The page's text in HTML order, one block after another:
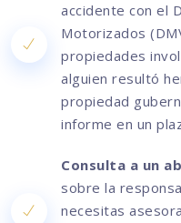
accidente con el
Motorizados
propiedades
alguien resultó
propiedad
informe en un
Consulta a un
sobre la
necesitas